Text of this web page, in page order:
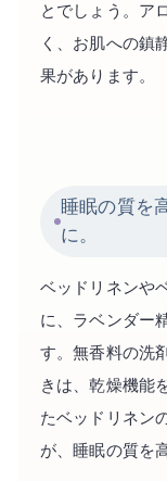
とでしょう。ア
く、お肌への鎮
果があります。
睡眠の質を
に。
ベッドリネンや
に、ラベンダー
す。無香料の洗
きは、乾燥機能
たベッドリネン
が、睡眠の質を